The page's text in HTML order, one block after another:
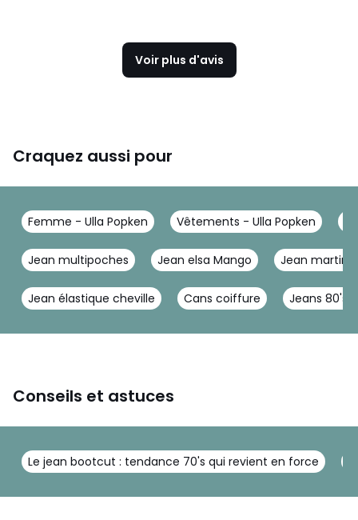
Voir plus d'avis
Craquez aussi pour
Femme - Ulla Popken Vêtements - Ulla Popken
Jean multipoches Jean elsa Mango Jean
Jean élastique cheville Cans coiffure Jeans 80's
Conseils et astuces
Le jean bootcut : tendance 70's qui revient en force